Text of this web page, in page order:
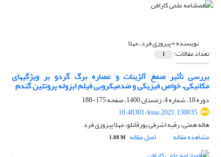
نویسنده =پیروزی فرد، مهلا
تعداد مقالات: 1
بررسی تأثیر صمغ آلژینات و عصاره برگ گردو بر ویژگی‏های
مکانیکی، خواص فیزیکی و ضدمیکروبی فیلم ایزوله پروتئین گندم
دوره 18، شماره 4، زمستان 1400، صفحه
175-188
10.48301/kssa.2021.130035
هاله همتی، رقیه اشرفی یورقانلو، مهلا پیروزی فرد
مشاهده مقاله
اصل مقاله 1.08 M